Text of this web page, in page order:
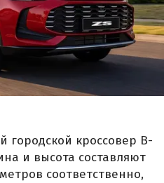
городской кроссовер B-
и высота составляют
соответственно,